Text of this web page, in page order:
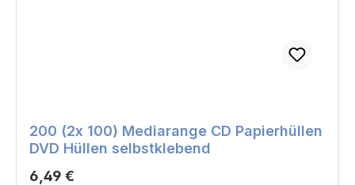
200 (2x 100) Mediarange CD Papierhüllen
DVD Hüllen selbstklebend
Regulärer Preis:
6,49 €